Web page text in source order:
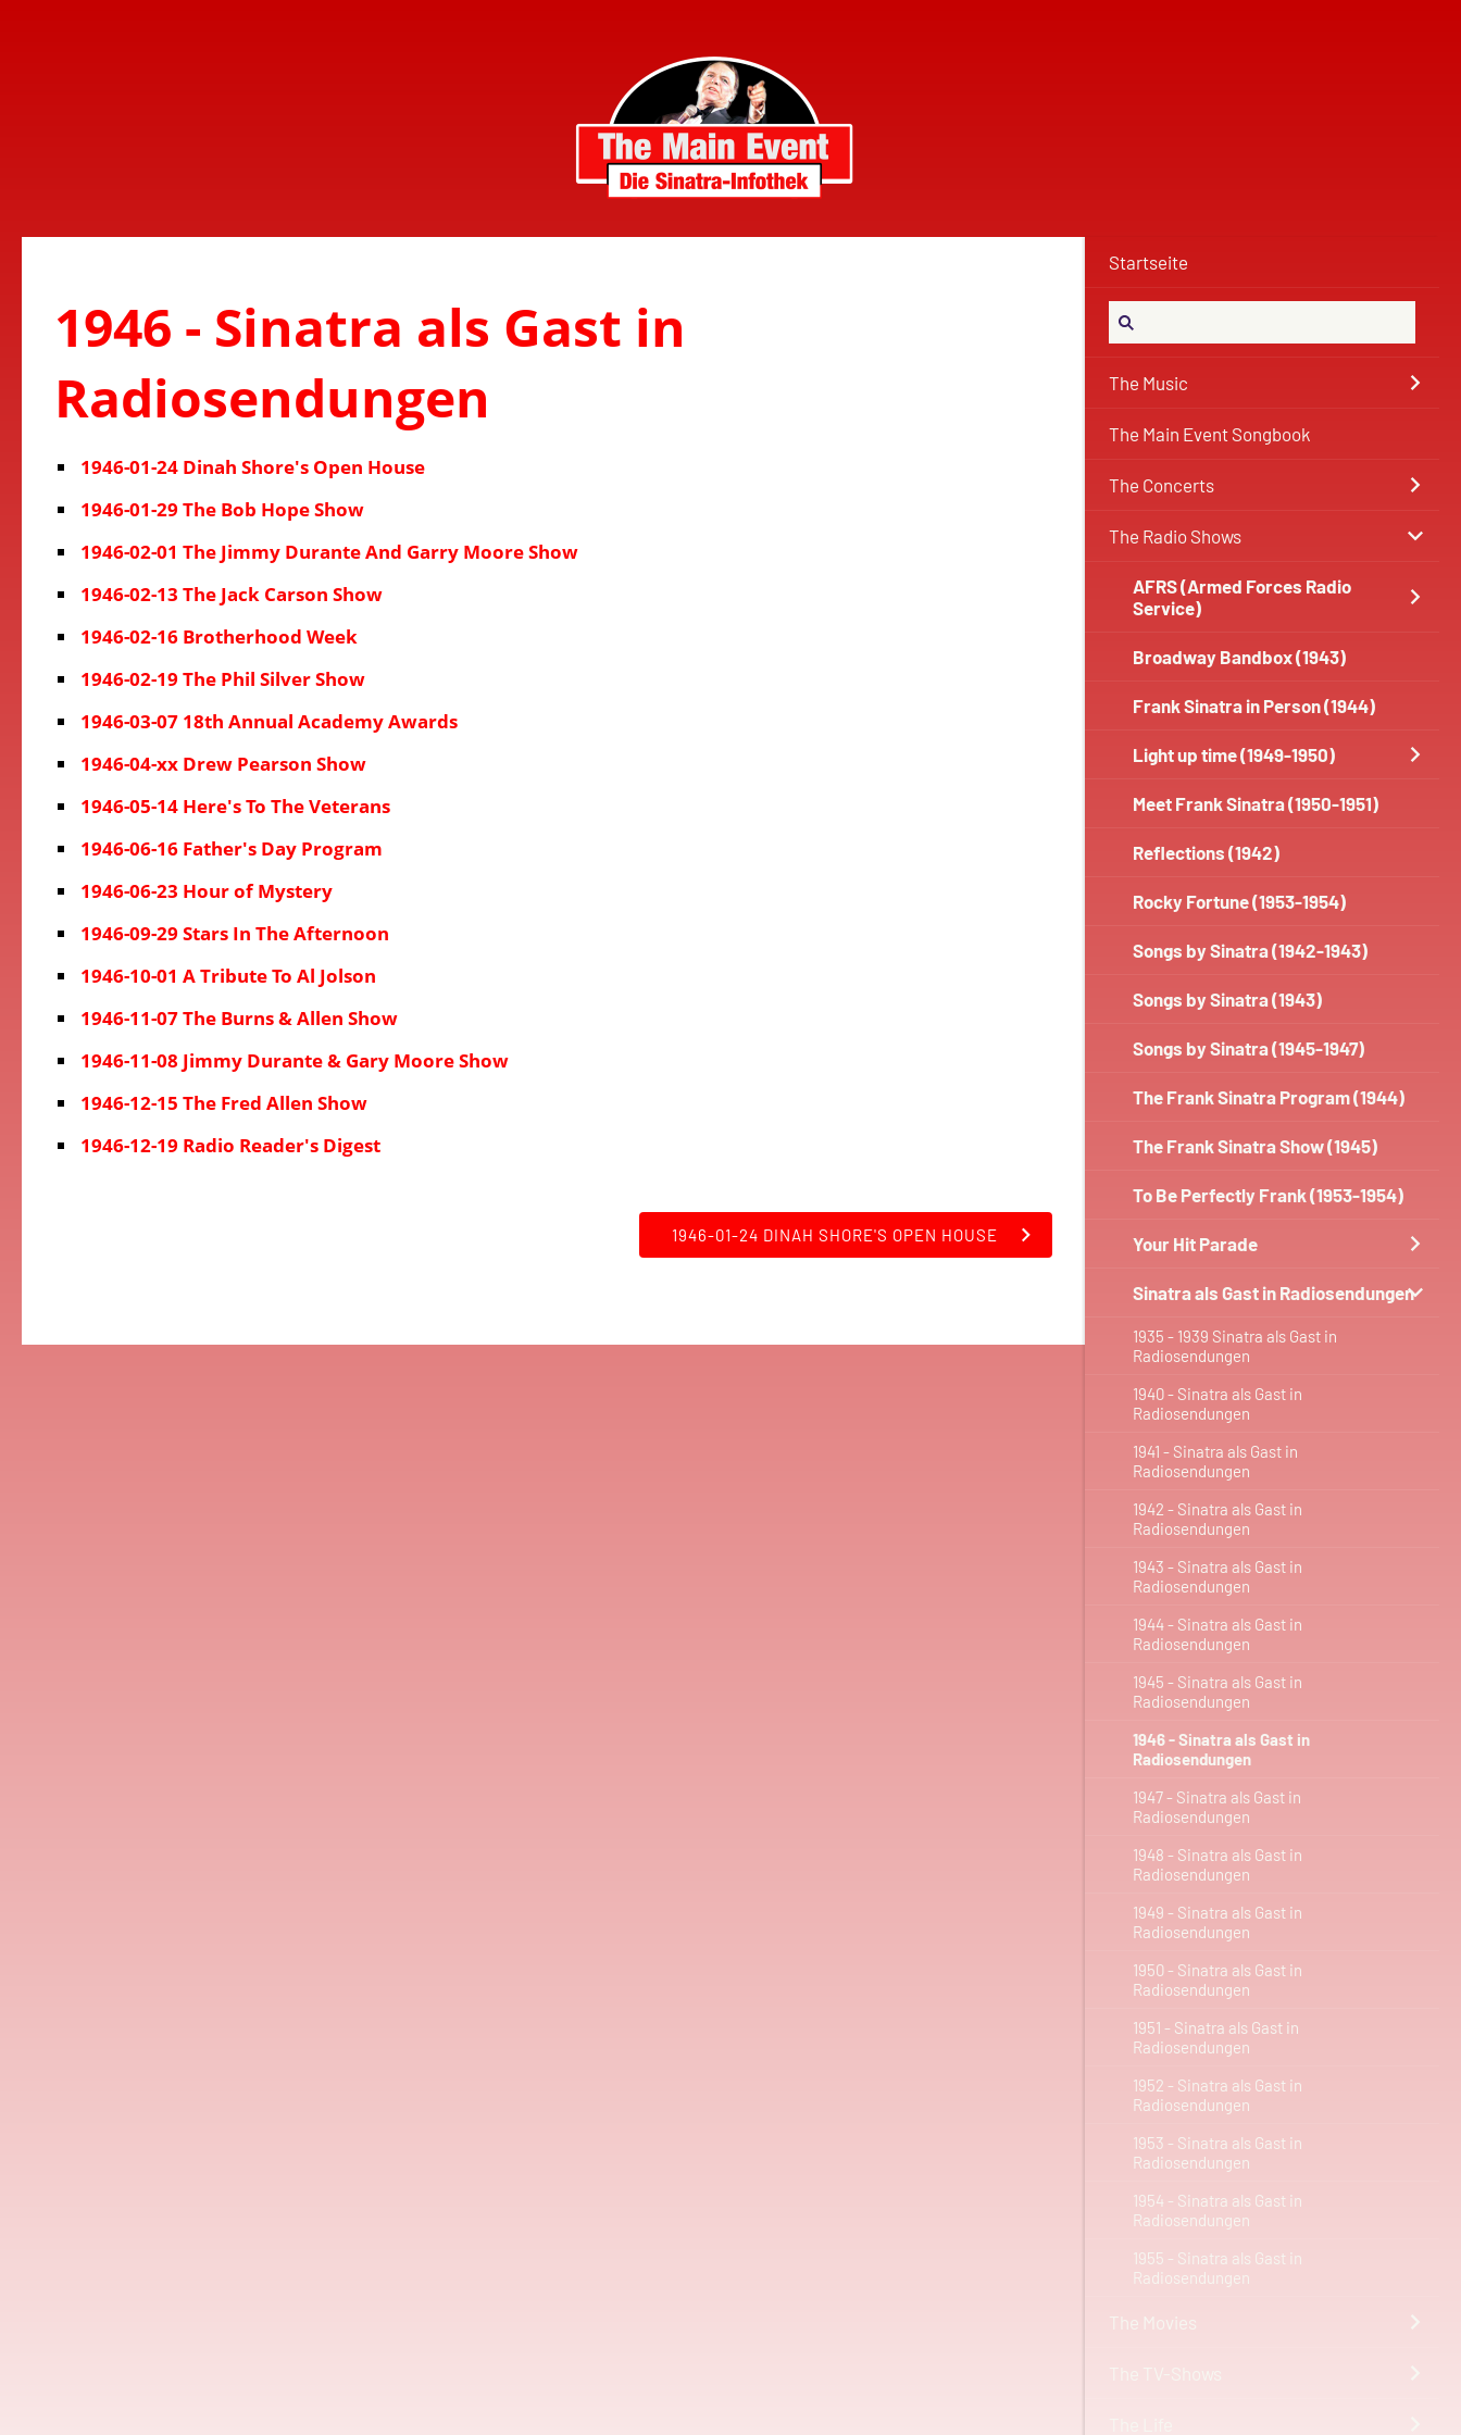
Startseite
The Music
The Main Event Songbook
The Concerts
The Radio Shows
AFRS (Armed Forces Radio
Service)
Broadway Bandbox (1943)
Frank Sinatra in Person (1944)
Light up time (1949-1950)
Meet Frank Sinatra (1950-1951)
Reflections (1942)
Rocky Fortune (1953-1954)
Songs by Sinatra (1942-1943)
Songs by Sinatra (1943)
Songs by Sinatra (1945-1947)
The Frank Sinatra Program (1944)
The Frank Sinatra Show (1945)
To Be Perfectly Frank (1953-1954)
Your Hit Parade
Sinatra als Gast in Radiosendungen
1935 - 1939 Sinatra als Gast in
Radiosendungen
1940 - Sinatra als Gast in
Radiosendungen
1941 - Sinatra als Gast in
Radiosendungen
1942 - Sinatra als Gast in
Radiosendungen
1943 - Sinatra als Gast in
Radiosendungen
1944 - Sinatra als Gast in
Radiosendungen
1945 - Sinatra als Gast in
Radiosendungen
1946 - Sinatra als Gast in
Radiosendungen
1947 - Sinatra als Gast in
Radiosendungen
1948 - Sinatra als Gast in
Radiosendungen
1949 - Sinatra als Gast in
Radiosendungen
1950 - Sinatra als Gast in
Radiosendungen
1951 - Sinatra als Gast in
Radiosendungen
1952 - Sinatra als Gast in
Radiosendungen
1953 - Sinatra als Gast in
Radiosendungen
1954 - Sinatra als Gast in
Radiosendungen
1955 - Sinatra als Gast in
Radiosendungen
The Movies
1946 - Sinatra als Gast in
Radiosendungen
1946-01-24 Dinah Shore's Open House
1946-01-29 The Bob Hope Show
1946-02-01 The Jimmy Durante And Garry Moore Show
1946-02-13 The Jack Carson Show
1946-02-16 Brotherhood Week
1946-02-19 The Phil Silver Show
1946-03-07 18th Annual Academy Awards
1946-04-xx Drew Pearson Show
1946-05-14 Here's To The Veterans
1946-06-16 Father's Day Program
1946-06-23 Hour of Mystery
1946-09-29 Stars In The Afternoon
1946-10-01 A Tribute To Al Jolson
1946-11-07 The Burns & Allen Show
1946-11-08 Jimmy Durante & Gary Moore Show
1946-12-15 The Fred Allen Show
1946-12-19 Radio Reader's Digest
1946-01-24 DINAH SHORE'S OPEN HOUSE